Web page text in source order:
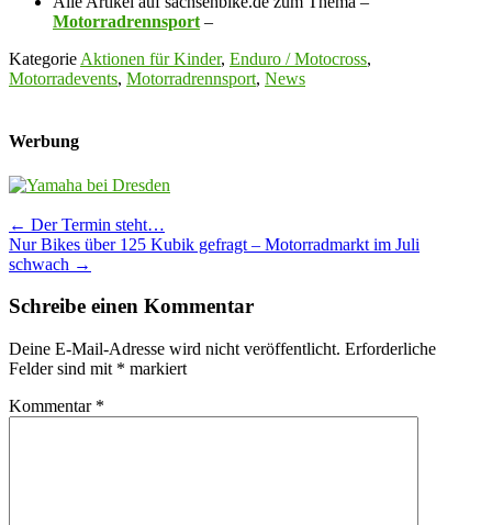
Motorradrennsport –
Kategorie Aktionen für Kinder, Enduro / Motocross,
Motorradevents, Motorradrennsport, News
Werbung
Post
navigation
← Der Termin steht…
Nur Bikes über 125 Kubik gefragt – Motorradmarkt im Juli
schwach →
Schreibe einen Kommentar
Deine E-Mail-Adresse wird nicht veröffentlicht. Erforderliche
Felder sind mit * markiert
Kommentar *